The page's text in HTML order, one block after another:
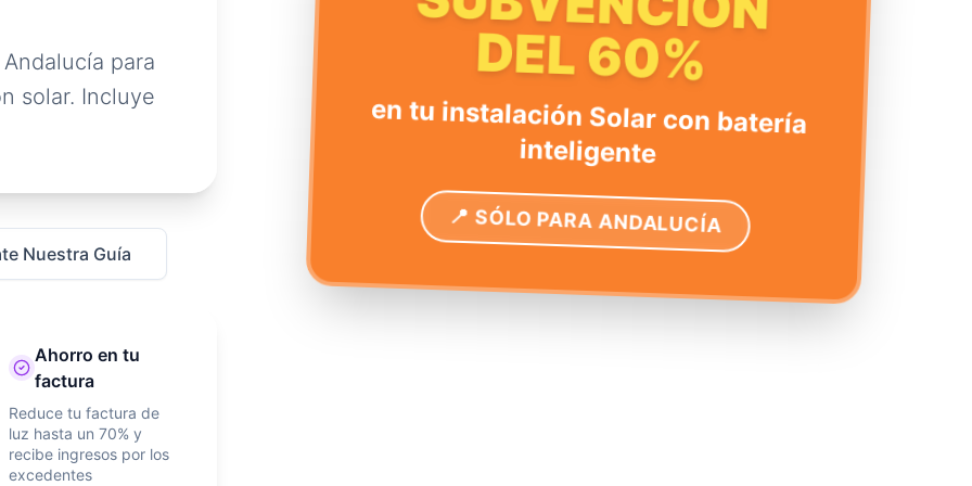
para
solar. Incluye
Nuestra Guía
Ahorro en tu
factura
Reduce tu factura de
luz hasta un 70% y
recibe ingresos por los
excedentes
DEL 60%
en tu instalación Solar con batería
inteligente
📍 SÓLO PARA ANDALUCÍA